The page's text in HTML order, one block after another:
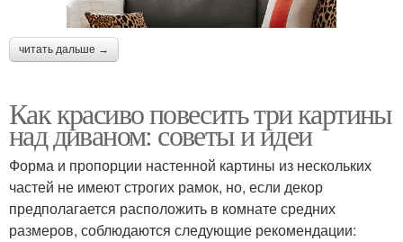
читать дальше →
Как красиво повесить три картины
над диваном: советы и идеи
Форма и пропорции настенной картины из нескольких
частей не имеют строгих рамок, но, если декор
предполагается расположить в комнате средних
размеров, соблюдаются следующие рекомендации: